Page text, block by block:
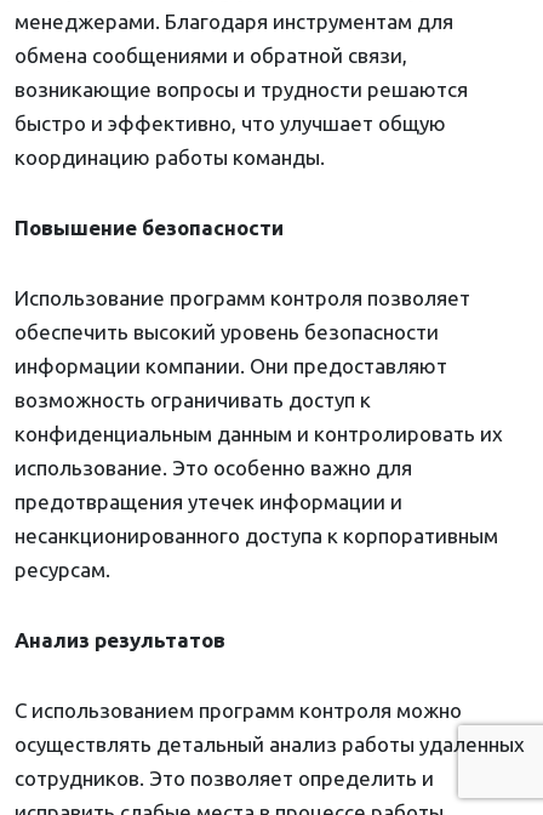
менеджерами. Благодаря инструментам для
обмена сообщениями и обратной связи,
возникающие вопросы и трудности решаются
быстро и эффективно, что улучшает общую
координацию работы команды.
Повышение безопасности
Использование программ контроля позволяет
обеспечить высокий уровень безопасности
информации компании. Они предоставляют
возможность ограничивать доступ к
конфиденциальным данным и контролировать их
использование. Это особенно важно для
предотвращения утечек информации и
несанкционированного доступа к корпоративным
ресурсам.
Анализ результатов
С использованием программ контроля можно
осуществлять детальный анализ работы удаленных
сотрудников. Это позволяет определить и